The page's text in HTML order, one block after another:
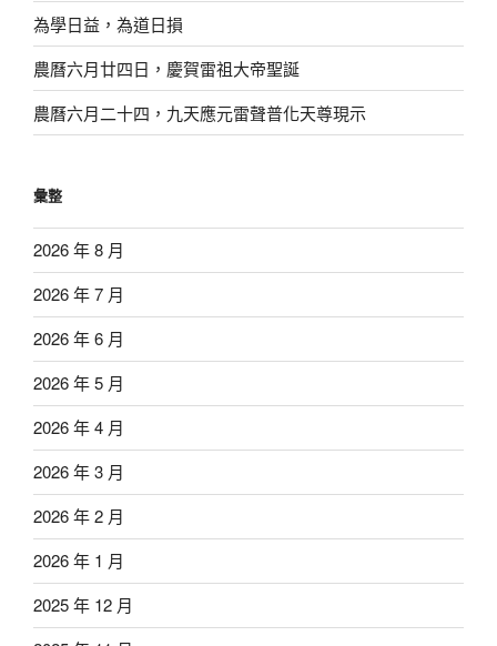
為學日益，為道日損
農曆六月廿四日，慶賀雷祖大帝聖誕
農曆六月二十四，九天應元雷聲普化天尊現示
彙整
2026 年 8 月
2026 年 7 月
2026 年 6 月
2026 年 5 月
2026 年 4 月
2026 年 3 月
2026 年 2 月
2026 年 1 月
2025 年 12 月